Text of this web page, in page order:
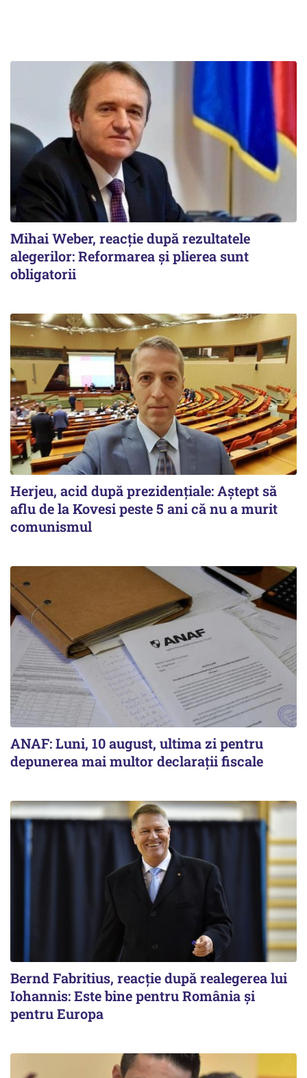
Mihai Weber, reacție după rezultatele
alegerilor: Reformarea şi plierea sunt
obligatorii
Herjeu, acid după prezidenţiale: Aştept să
aflu de la Kovesi peste 5 ani că nu a murit
comunismul
ANAF: Luni, 10 august, ultima zi pentru
depunerea mai multor declarații fiscale
Bernd Fabritius, reacție după realegerea lui
Iohannis: Este bine pentru România şi
pentru Europa